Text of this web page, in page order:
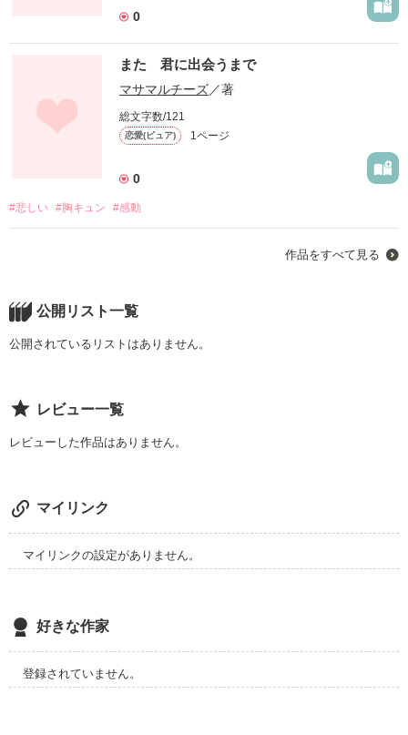
0
また 君に出会うまで
マサマルチーズ／著
総文字数/121
恋愛(ピュア) 1ページ
0
#悲しい #胸キュン #感動
作品をすべて見る
公開リスト一覧
公開されているリストはありません。
レビュー一覧
レビューした作品はありません。
マイリンク
マイリンクの設定がありません。
好きな作家
登録されていません。